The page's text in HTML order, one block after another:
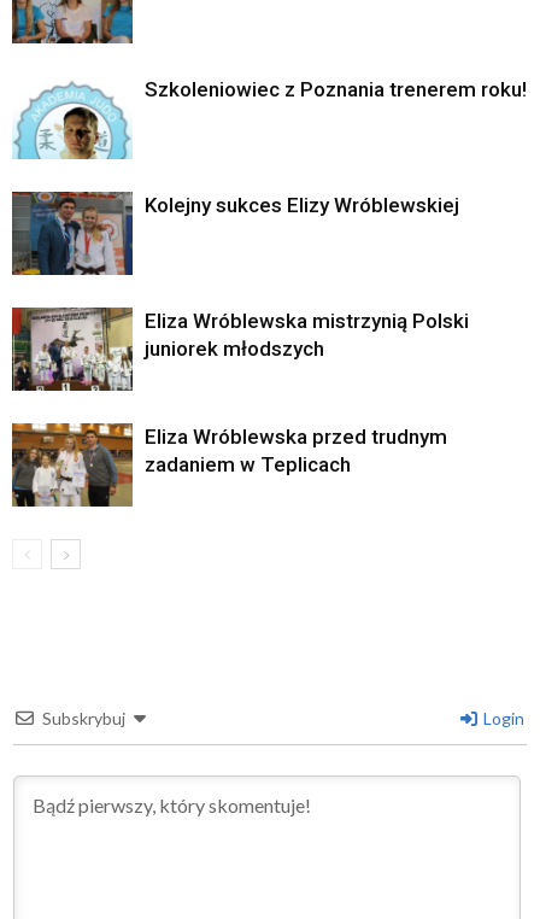
Szkoleniowiec z Poznania trenerem roku!
Kolejny sukces Elizy Wróblewskiej
Eliza Wróblewska mistrzynią Polski
juniorek młodszych
Eliza Wróblewska przed trudnym
zadaniem w Teplicach
Subskrybuj Login